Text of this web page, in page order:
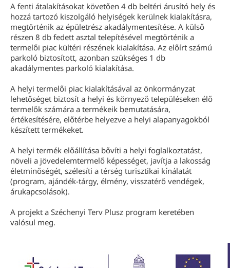
A fenti átalakításokat követően 4 db beltéri árusító hely és
hozzá tartozó kiszolgáló helyiségek kerülnek kialakításra,
megtörténik az épületrész akadálymentesítése. A külső
részen 8 db fedett asztal telepítésével megtörténik a
termelői piac kültéri részének kialakítása. Az előírt számú
parkoló biztosított, azonban szükséges 1 db
akadálymentes parkoló kialakítása.
A helyi termelői piac kialakításával az önkormányzat
lehetőséget biztosít a helyi és környező településeken élő
termelők számára a termékeik bemutatására,
értékesítésére, előtérbe helyezve a helyi alapanyagokból
készített termékeket.
A helyi termék előállítása bővíti a helyi foglalkoztatást,
növeli a jövedelemtermelő képességet, javítja a lakosság
életminőségét, szélesíti a térség turisztikai kínálatát
(program, ajándék-tárgy, élmény, visszatérő vendégek,
árukapcsolások).
A projekt a Széchenyi Terv Plusz program keretében
valósul meg.